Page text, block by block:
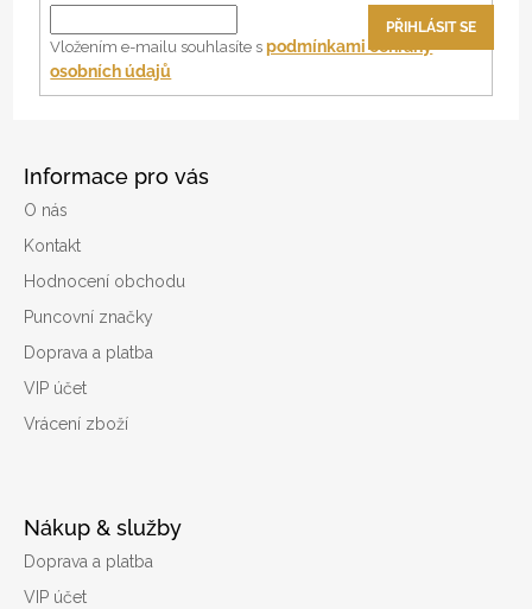
Informace pro vás
O nás
Kontakt
Hodnocení obchodu
Puncovní značky
Doprava a platba
VIP účet
Vrácení zboží
Nákup & služby
Doprava a platba
VIP účet
Vložením e-mailu souhlasíte spodmínkami ochrany
osobních údajů
PŘIHLÁSIT SE